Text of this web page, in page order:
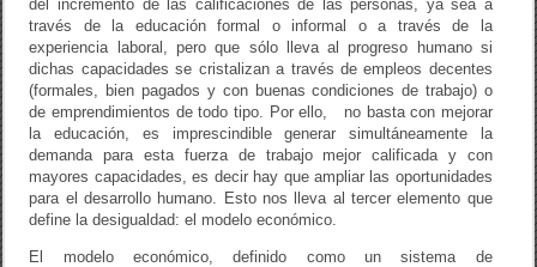
del incremento de las calificaciones de las personas, ya sea a
través de la educación formal o informal o a través de la
experiencia laboral, pero que sólo lleva al progreso humano si
dichas capacidades se cristalizan a través de empleos decentes
(formales, bien pagados y con buenas condiciones de trabajo) o
de emprendimientos de todo tipo. Por ello, no basta con mejorar
la educación, es imprescindible generar simultáneamente la
demanda para esta fuerza de trabajo mejor calificada y con
mayores capacidades, es decir hay que ampliar las oportunidades
para el desarrollo humano. Esto nos lleva al tercer elemento que
define la desigualdad: el modelo económico.
El modelo económico, definido como un sistema de